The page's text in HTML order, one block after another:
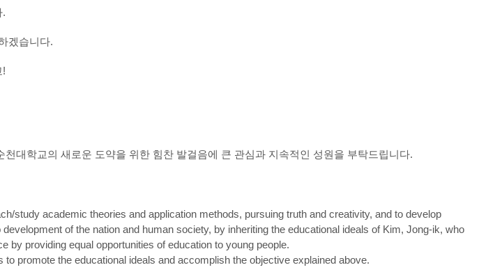
.
겠습니다.
!
천대학교의 새로운 도약을 위한 힘찬 발걸음에 큰 관심과 지속적인 성원을 부탁드립니다.
study academic theories and application methods, pursuing truth and creativity, and to develop
of the nation and human society, by inheriting the educational ideals of Kim, Jong-ik, who
by providing equal opportunities of education to young people.
promote the educational ideals and accomplish the objective explained above.